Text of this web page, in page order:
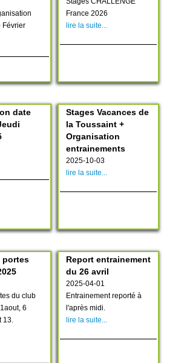
Février
France 2026
lire la suite...
date
Stages Vacances de
la Toussaint +
Organisation
entrainements
2025-10-03
lire la suite...
portes
du club
6
13.
Report entrainement
du 26 avril
2025-04-01
Entrainement reporté à
l'après midi.
lire la suite...